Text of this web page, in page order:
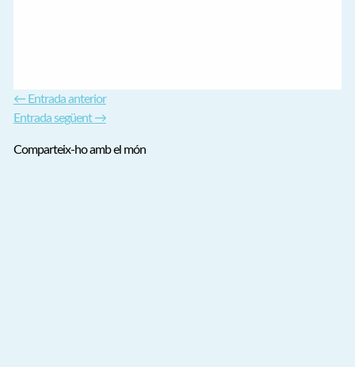
←Entrada anterior
Entrada següent→
Comparteix-ho amb el món